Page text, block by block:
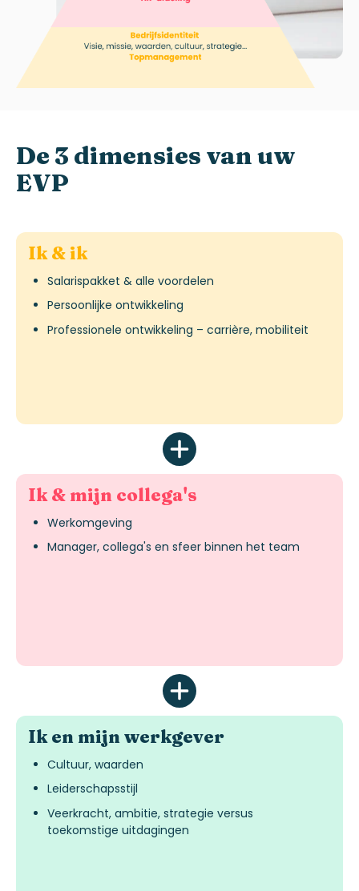
De 3 dimensies van uw
EVP
Ik & ik
Salarispakket & alle voordelen
Persoonlijke ontwikkeling
Professionele ontwikkeling – carrière, mobiliteit
Ik & mijn collega's
Werkomgeving
Manager, collega's en sfeer binnen het team
Ik en mijn werkgever
Cultuur, waarden
Leiderschapsstijl
Veerkracht, ambitie, strategie versus
toekomstige uitdagingen